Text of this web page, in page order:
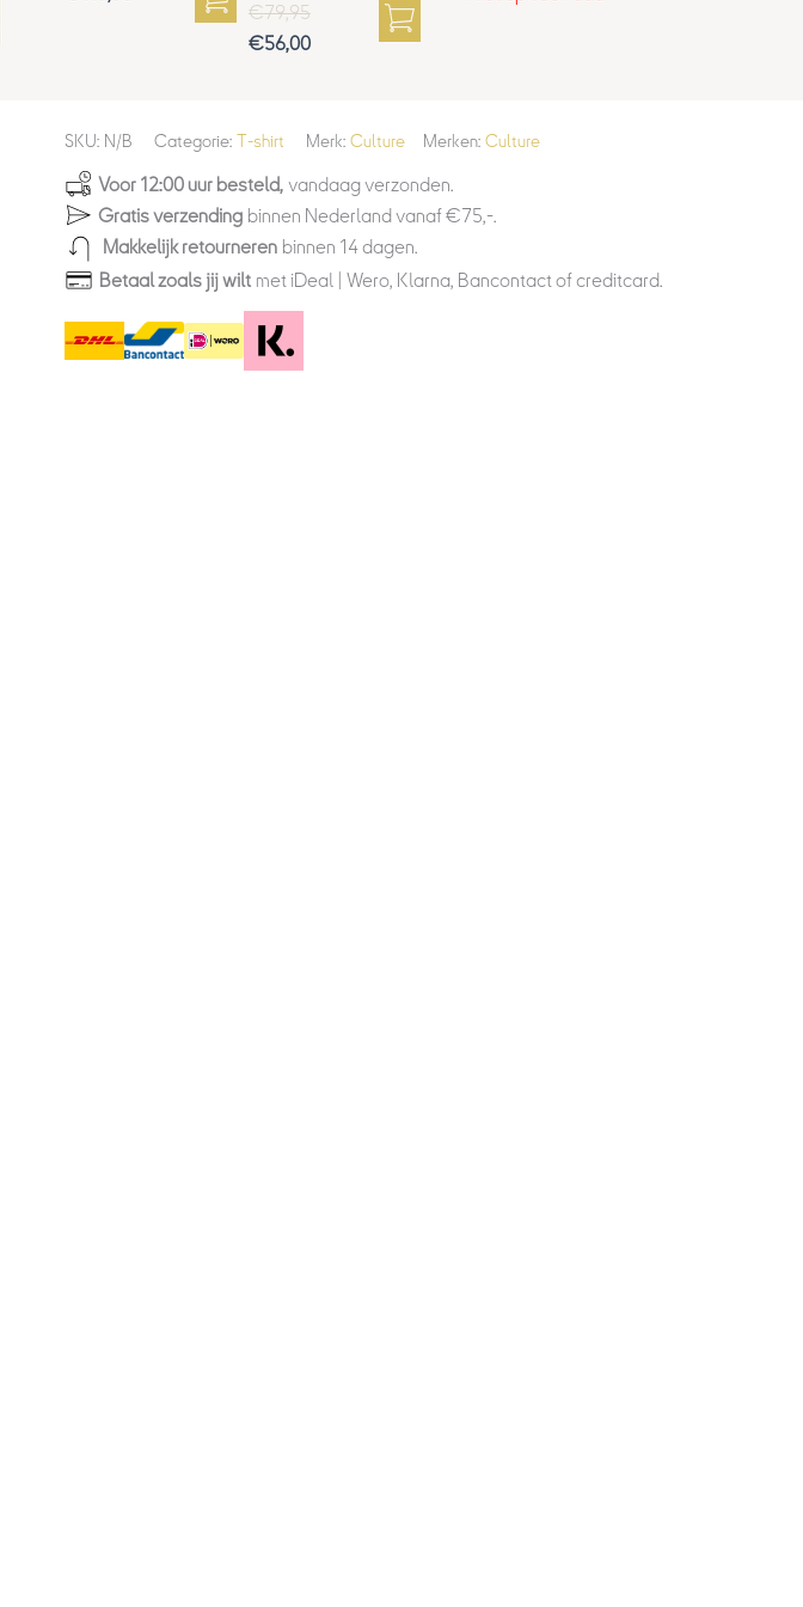
€79,95
€56,00
SKU: N/B Categorie: T-shirt Merk: Culture Merken: Culture
Voor 12:00 uur besteld, vandaag verzonden.
Gratis verzending binnen Nederland vanaf €75,-.
Makkelijk retourneren binnen 14 dagen.
Betaal zoals jij wilt met iDeal | Wero, Klarna, Bancontact of creditcard.